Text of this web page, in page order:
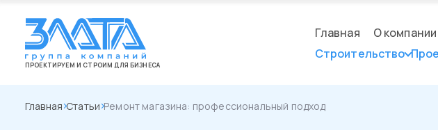
ПРОЕКТИРУЕМ И СТРОИМ ДЛЯ БИЗНЕСА
Главная О компании
Строительство
Главная Статьи Ремонт магазина: профессиональный подход